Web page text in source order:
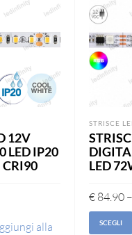
12V
LED IP20
alla
STRISCE
LED
€84.90–
SCEGLI